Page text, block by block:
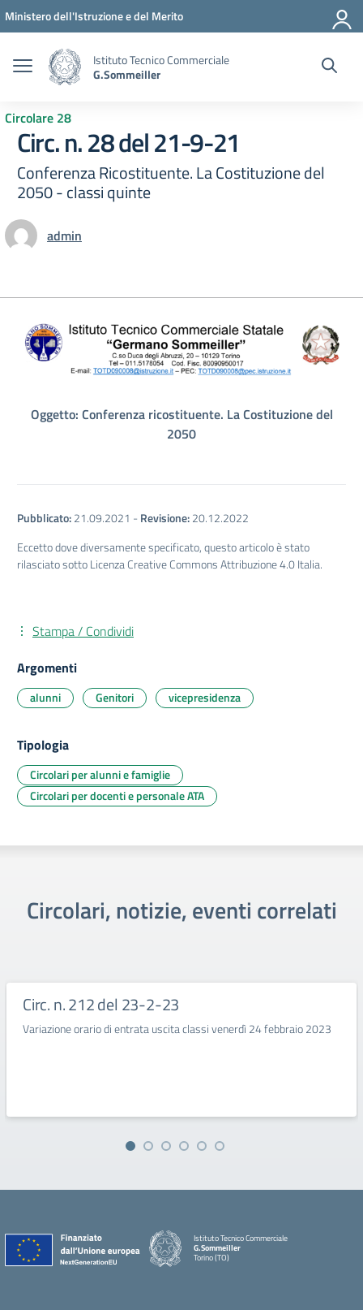
Vai ai contenuti
Vai al menu di navigazione
Vai al footer
Ministero dell'Istruzione e del Merito
Istituto Tecnico Commerciale
G.Sommeiller
Circolare 28
Circ. n. 28 del 21-9-21
Conferenza Ricostituente. La Costituzione del
2050 - classi quinte
admin
Oggetto: Conferenza ricostituente. La Costituzione del
2050
Pubblicato:21.09.2021 -Revisione:20.12.2022
Eccetto dove diversamente specificato, questo articolo è stato
rilasciato sotto Licenza Creative Commons Attribuzione 4.0 Italia.
Stampa / Condividi
Argomenti
alunni Genitori vicepresidenza
Tipologia
Circolari per alunni e famiglie
Circolari per docenti e personale ATA
Circolari, notizie, eventi correlati
Circ. n. 212 del 23-2-23
Variazione orario di entrata uscita classi venerdì 24 febbraio 2023
Istituto Tecnico Commerciale
G.Sommeiller
Torino (TO)